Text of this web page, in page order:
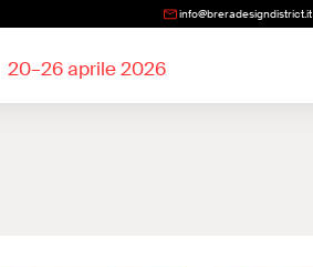
info@breradesigndistrict.it
20–26 aprile 2026